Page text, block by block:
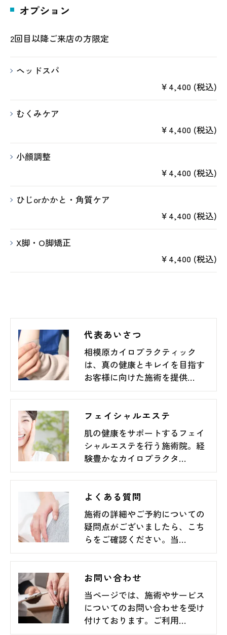
オプション
2回目以降ご来店の方限定
ヘッドスパ
￥4,400 (税込)
むくみケア
￥4,400 (税込)
小顔調整
￥4,400 (税込)
ひじorかかと・角質ケア
￥4,400 (税込)
X脚・O脚矯正
￥4,400 (税込)
代表あいさつ
相模原カイロプラクティック
は、真の健康とキレイを目指す
お客様に向けた施術を提供…
フェイシャルエステ
肌の健康をサポートするフェイ
シャルエステを行う施術院。経
験豊かなカイロプラクタ…
よくある質問
施術の詳細やご予約についての
疑問点がございましたら、こち
らをご確認ください。当…
お問い合わせ
当ページでは、施術やサービス
についてのお問い合わせを受け
付けております。ご利用…